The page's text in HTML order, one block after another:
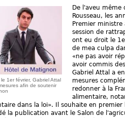
1er février, Gabriel Attal
afin de soutenir
De l'aveu même
Rousseau, les
Premier
session de
ont eu droit le
de mea culpa
«ne pas avoir
avoir commis
Gabriel Attal a
mesures
redonner à la
alimentaire,
dans la loi». Il souhaite en
la publication avant le Salon de